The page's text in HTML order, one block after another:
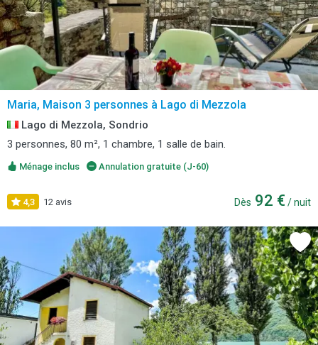
Maria, Maison 3 personnes à Lago di Mezzola
Lago di Mezzola, Sondrio
3 personnes, 80 m², 1 chambre, 1 salle de bain.
Ménage inclus Annulation gratuite (J-60)
4,3 12 avis Dès 92 € / nuit